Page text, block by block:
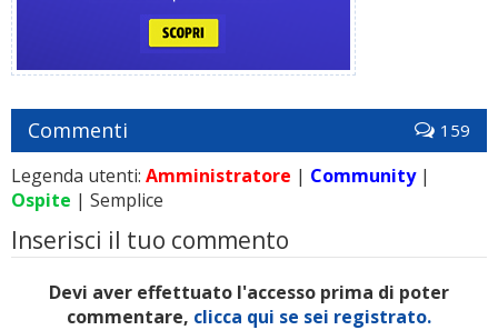
Commenti 159
Legenda utenti: Amministratore | Community|
Ospite | Semplice
Inserisci il tuo commento
Devi aver effettuato l'accesso prima di poter
commentare, clicca qui se sei registrato.